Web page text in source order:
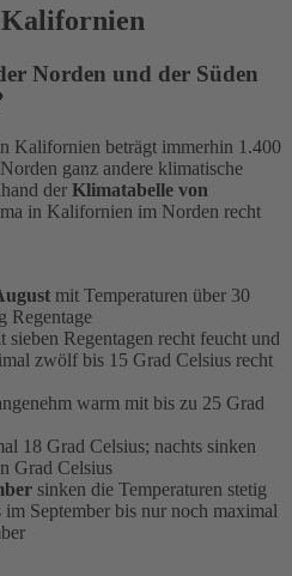
Kalifornien
Norden und der Süden
Kalifornien beträgt immerhin 1.400
ganz andere klimatische
der Klimatabelle von
in Kalifornien im Norden recht
mit Temperaturen über 30
Regentage
sieben Regentagen recht feucht und
zwölf bis 15 Grad Celsius recht
warm mit bis zu 25 Grad
18 Grad Celsius; nachts sinken
Grad Celsius
sinken die Temperaturen stetig
September bis nur noch maximal